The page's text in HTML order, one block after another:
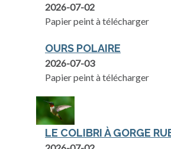
2026-07-02
Papier peint à télécharger
OURS POLAIRE
2026-07-03
Papier peint à télécharger
LE COLIBRI À GORGE